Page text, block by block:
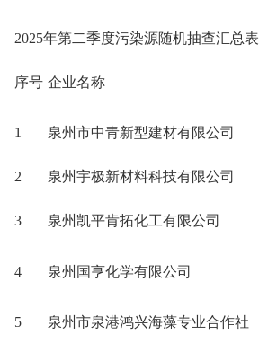
2025年第二季度污染源随机抽查汇总表
序号 企业名称
1 泉州市中青新型建材有限公司
2 泉州宇极新材料科技有限公司
3 泉州凯平肯拓化工有限公司
4 泉州国亨化学有限公司
5 泉州市泉港鸿兴海藻专业合作社